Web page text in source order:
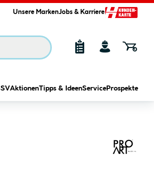
Unsere MarkenJobs & Karriere
AktionenTipps & IdeenService Prospekte